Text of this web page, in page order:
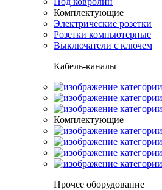
Комплектующие
Электрические розетки
Розетки компьютерные
Выключатели с ключем
Кабель-каналы
Комплектующие
Прочее оборудование